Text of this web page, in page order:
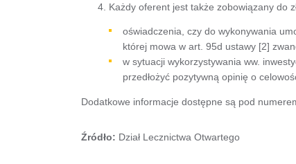
Każdy oferent jest także zobowiązany do
oświadczenia, czy do wykonywania
której mowa w art. 95d ustawy [2]
w sytuacji wykorzystywania ww.
przedłożyć pozytywną opinię o
Dodatkowe informacje dostępne są pod
Źródło: Dział Lecznictwa Otwartego